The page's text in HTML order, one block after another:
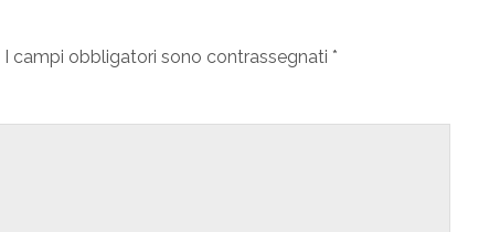
I campi obbligatori sono contrassegnati *